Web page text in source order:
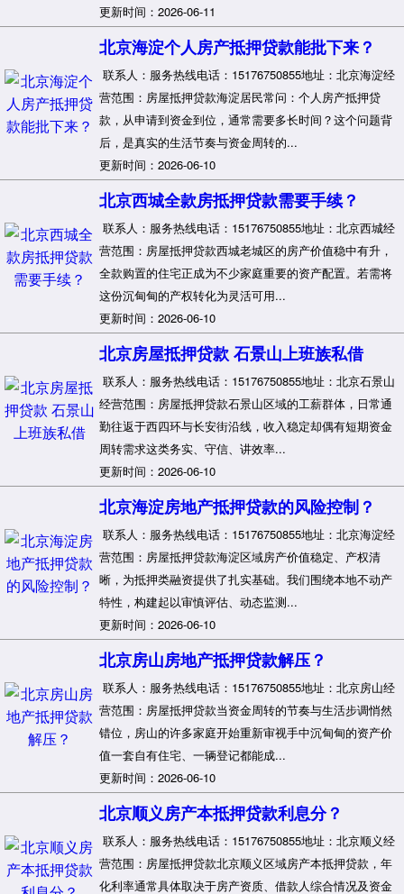
更新时间：2026-06-11
北京海淀个人房产抵押贷款能批下来？
联系人：服务热线电话：15176750855地址：北京海淀经
营范围：房屋抵押贷款海淀居民常问：个人房产抵押贷
款，从申请到资金到位，通常需要多长时间？这个问题背
后，是真实的生活节奏与资金周转的...
更新时间：2026-06-10
北京西城全款房抵押贷款需要手续？
联系人：服务热线电话：15176750855地址：北京西城经
营范围：房屋抵押贷款西城老城区的房产价值稳中有升，
全款购置的住宅正成为不少家庭重要的资产配置。若需将
这份沉甸甸的产权转化为灵活可用...
更新时间：2026-06-10
北京房屋抵押贷款 石景山上班族私借
联系人：服务热线电话：15176750855地址：北京石景山
经营范围：房屋抵押贷款石景山区域的工薪群体，日常通
勤往返于西四环与长安街沿线，收入稳定却偶有短期资金
周转需求这类务实、守信、讲效率...
更新时间：2026-06-10
北京海淀房地产抵押贷款的风险控制？
联系人：服务热线电话：15176750855地址：北京海淀经
营范围：房屋抵押贷款海淀区域房产价值稳定、产权清
晰，为抵押类融资提供了扎实基础。我们围绕本地不动产
特性，构建起以审慎评估、动态监测...
更新时间：2026-06-10
北京房山房地产抵押贷款解压？
联系人：服务热线电话：15176750855地址：北京房山经
营范围：房屋抵押贷款当资金周转的节奏与生活步调悄然
错位，房山的许多家庭开始重新审视手中沉甸甸的资产价
值一套自有住宅、一辆登记都能成...
更新时间：2026-06-10
北京顺义房产本抵押贷款利息分？
联系人：服务热线电话：15176750855地址：北京顺义经
营范围：房屋抵押贷款北京顺义区域房产本抵押贷款，年
化利率通常具体取决于房产资质、借款人综合情况及资金